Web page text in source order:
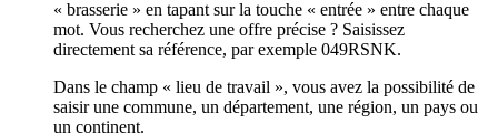
« brasserie » en tapant sur la touche « entrée » entre chaque
mot. Vous recherchez une offre précise ? Saisissez
directement sa référence, par exemple 049RSNK.
Dans le champ « lieu de travail », vous avez la possibilité de
saisir une commune, un département, une région, un pays ou
un continent.